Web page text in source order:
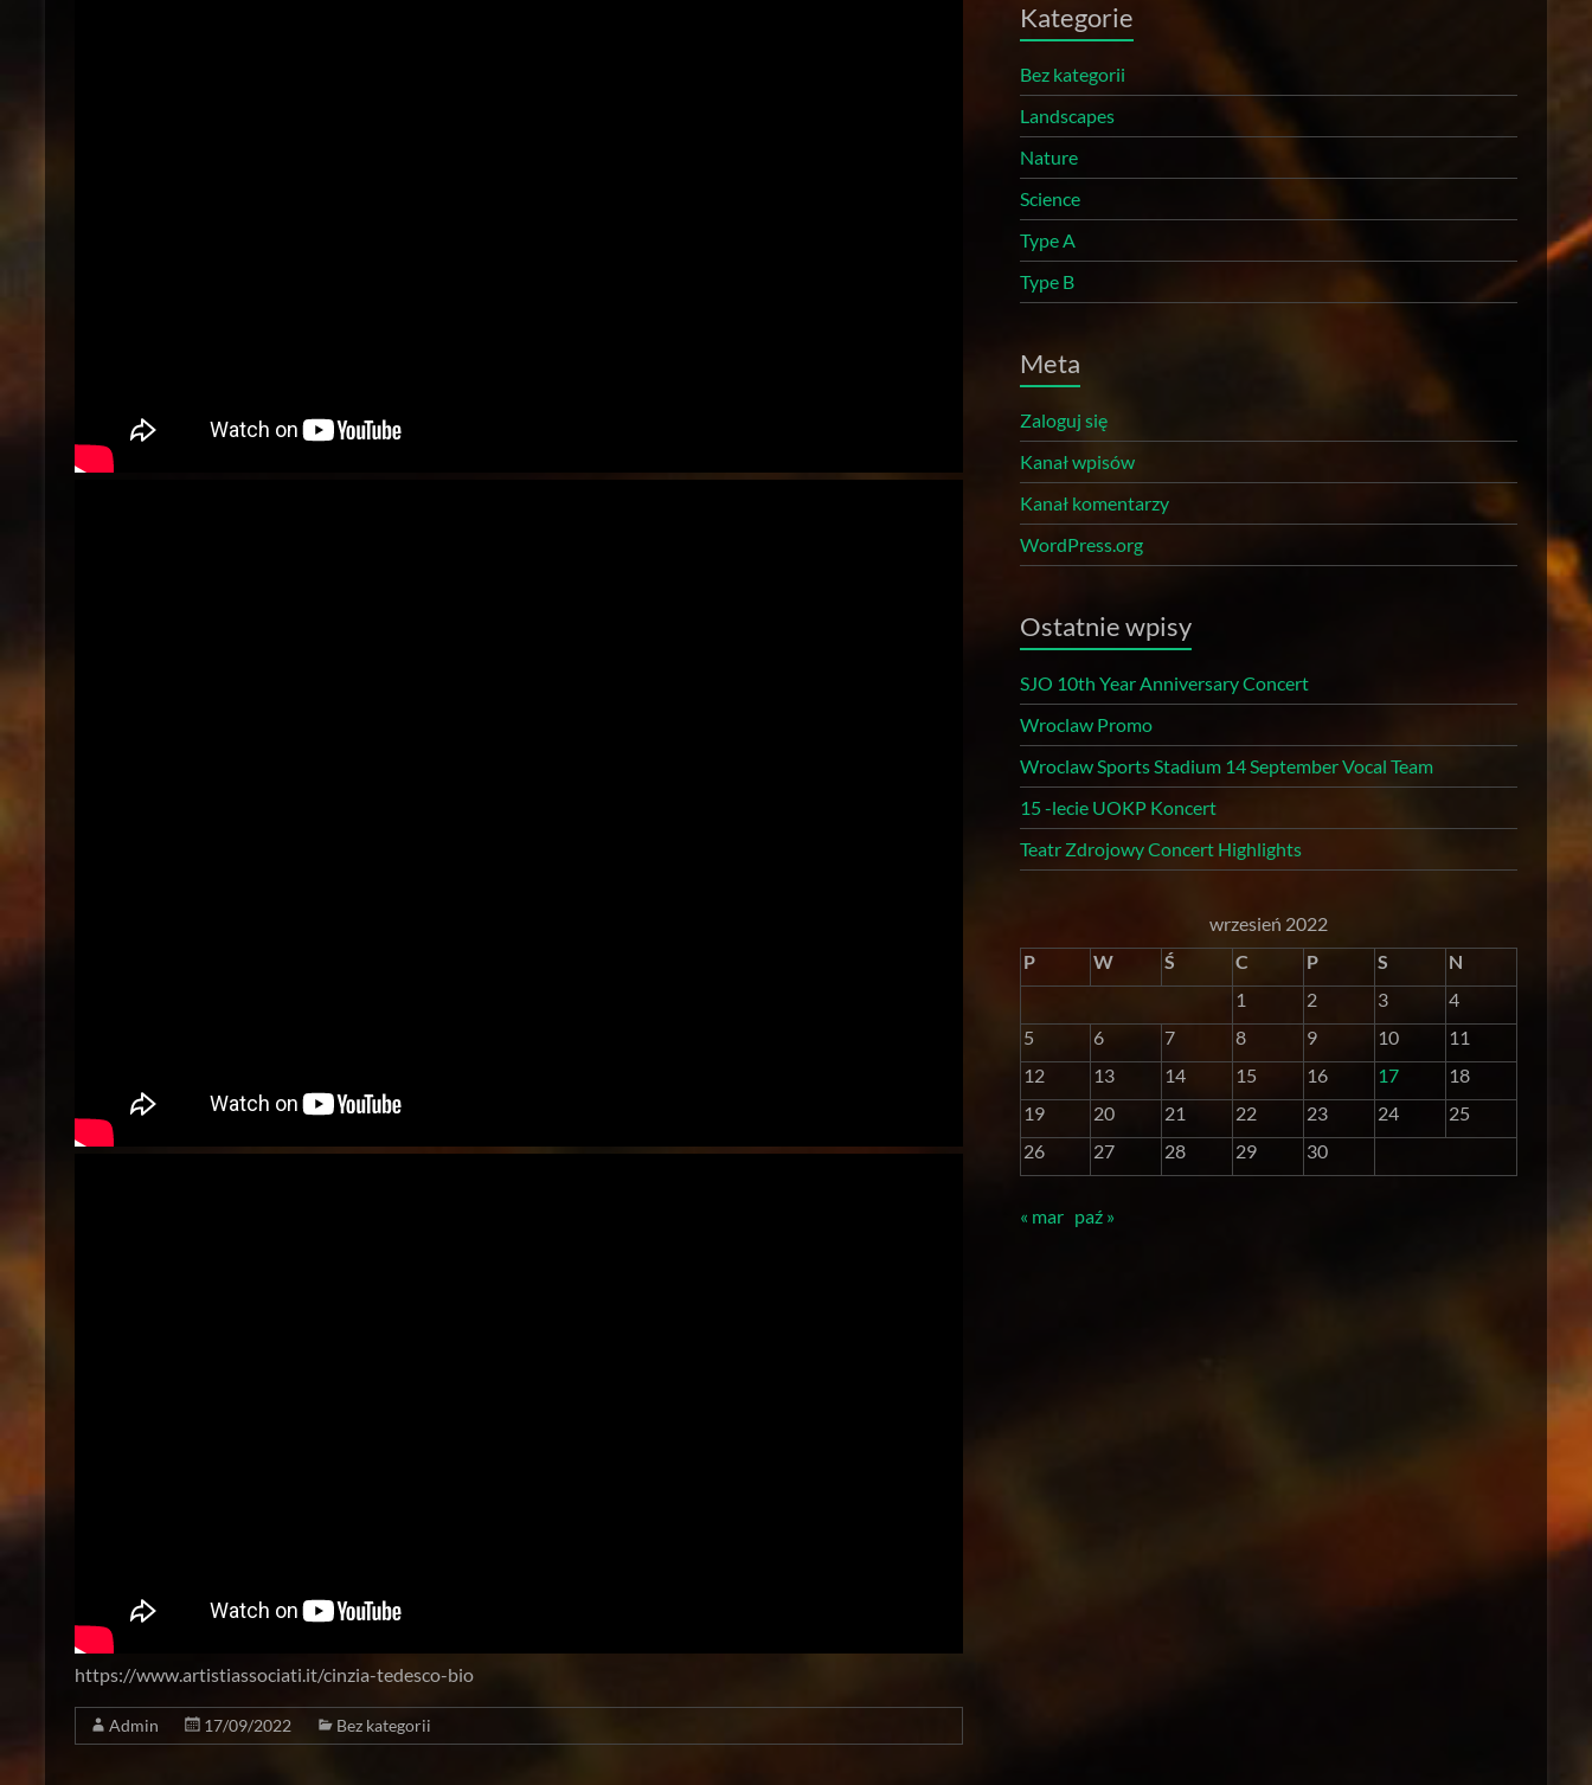
https://www.artistiassociati.it/cinzia-tedesco-bio
Admin 17/09/2022 Bez kategorii
Kategorie
Bez kategorii
Landscapes
Nature
Science
Type A
Type B
Meta
Zaloguj się
Kanał wpisów
Kanał komentarzy
WordPress.org
Ostatnie wpisy
SJO 10th Year Anniversary Concert
Wroclaw Promo
Wroclaw Sports Stadium 14 September Vocal Team
15 -lecie UOKP Koncert
Teatr Zdrojowy Concert Highlights
wrzesień 2022
P
W Ś C P S
N
1
2 3
4
5
6 7 8 9 10
11
12
13 14 15 16 17
18
19
20 21 22 23 24
25
26
27 28 29 30
« mar paź »